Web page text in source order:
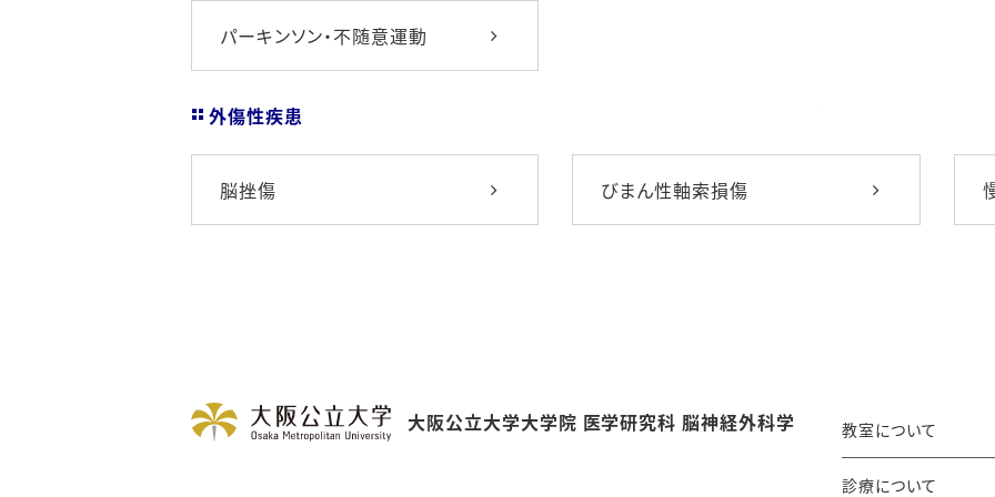
パーキンソン・不随意運動
外傷性疾患
脳挫傷 びまん性軸索損傷
大阪公立大学大学院 医学研究科脳神経外科学 教室について
診療について